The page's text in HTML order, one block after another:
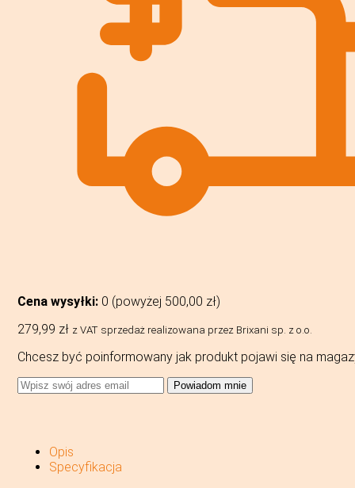
Cena wysyłki: 0 (powyżej 500,00 zł)
279,99 zł z VAT sprzedaż realizowana przez Brixani sp. z o.o.
Chcesz być poinformowany jak produkt pojawi się na
Powiadom mnie
Opis
Specyfikacja